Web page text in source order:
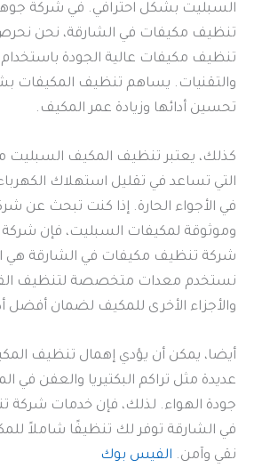
السبليت بشكل احترافي. في شركة
تنظيف مكيفات في الشارقة، نحن
تنظيف مكيفات عالية الجودة باستخدام
والتقنيات. يساهم تنظيف المكيفات
تحسين أدائها وزيادة عمر المكيف.
كذلك، يعتبر تنظيف المكيف السبليت
التي تساعد في تقليل استهلاك
في الأجواء الحارة. إذا كنت تبحث عن
وموثوقة لمكيفات السبليت، فإن شركة
شركة تنظيف مكيفات في الشارقة هي
نستخدم معدات متخصصة لتنظيف
والأجزاء الأخرى للمكيف لضمان أفضل
أيضا، يمكن أن يؤدي إهمال تنظيف
عديدة مثل تراكم البكتيريا والعفن في
جودة الهواء. لذلك، فإن خدمات
في الشارقة توفر لك تنظيفًا شاملاً
نقي وآمن. الفيس بوك